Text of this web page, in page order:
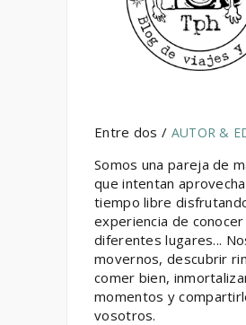
Entre dos / AUTOR &
Somos una pareja de
que intentan
tiempo libre
experiencia de conocer
diferentes lugares...
movernos, descubrir
comer bien,
momentos y
vosotros.